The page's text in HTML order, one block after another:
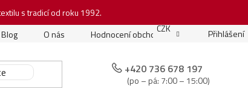
s tradicí od roku 1992.
Blog O nás Hodnocení obchodu Moje objednávka
CZK Přihlášení
+420 736 678 197
(po – pá: 7:00 – 15:00)